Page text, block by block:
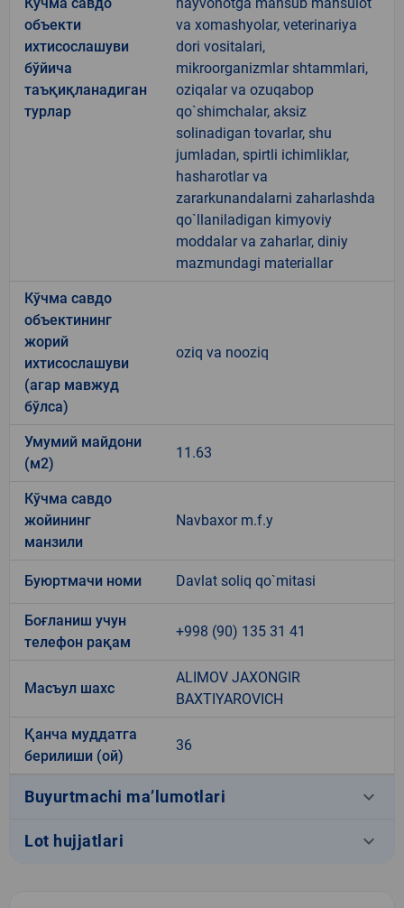
объекти
ихтисослашуви
бўйича
таъқиқланадиган
турлар
va xomashyolar, veterinariya
dori vositalari,
mikroorganizmlar shtammlari,
oziqalar va ozuqabop
qo`shimchalar, aksiz
solinadigan tovarlar, shu
jumladan, spirtli ichimliklar,
hasharotlar va
zararkunandalarni zaharlashda
qo`llaniladigan kimyoviy
moddalar va zaharlar, diniy
mazmundagi materiallar
Кўчма савдо
объектининг
жорий
ихтисослашуви
(агар мавжуд
бўлса)
oziq va nooziq
Умумий майдони
(м2)
11.63
Кўчма савдо
жойининг
манзили
Navbaxor m.f.y
Буюртмачи номи Davlat soliq qo`mitasi
Боғланиш учун
телефон рақам
+998 (90) 135 31 41
Масъул шахс
ALIMOV JAXONGIR
BAXTIYAROVICH
Қанча муддатга
берилиши (ой)
36
Buyurtmachi ma’lumotlari keyboard_arrow_down
Lot hujjatlari keyboard_arrow_down